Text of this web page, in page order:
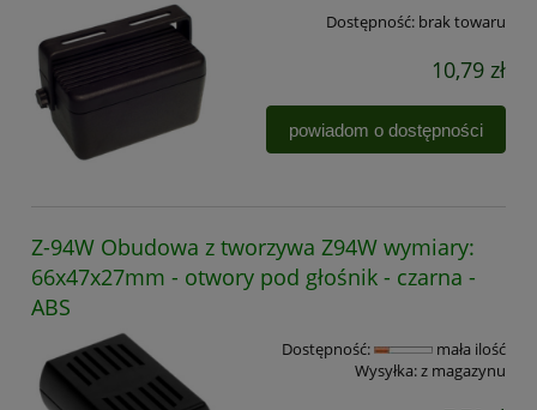
Dostępność: brak towaru
10,79 zł
powiadom o dostępności
Z-94W Obudowa z tworzywa Z94W wymiary:
66x47x27mm - otwory pod głośnik - czarna -
ABS
Dostępność:
mała ilość
Wysyłka:z magazynu